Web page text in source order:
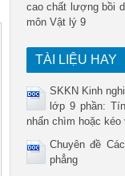
cao chất lượng bồi
môn Vật lý 9
TÀI LIỆU HAY
SKKN Kinh
lớp 9 phần:
nhấn chìm hoặc
Chuyên đề
phẳng